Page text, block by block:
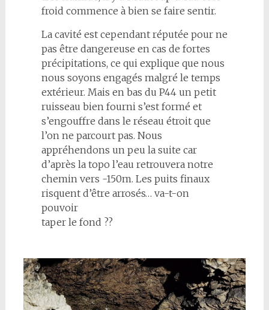
froid commence à bien se faire sentir.
La cavité est cependant réputée pour ne
pas être dangereuse en cas de fortes
précipitations, ce qui explique que nous
nous soyons engagés malgré le temps
extérieur. Mais en bas du P44 un petit
ruisseau bien fourni s’est formé et
s’engouffre dans le réseau étroit que
l’on ne parcourt pas. Nous
appréhendons un peu la suite car
d’après la topo l’eau retrouvera notre
chemin vers -150m. Les puits finaux
risquent d’être arrosés… va-t-on
pouvoir
taper le fond ??